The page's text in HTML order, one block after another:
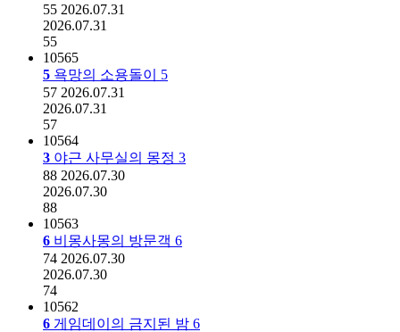
55 2026.07.31
2026.07.31
55
10565
5 욕망의 소용돌이 5
57 2026.07.31
2026.07.31
57
10564
3 야근 사무실의 몽정 3
88 2026.07.30
2026.07.30
88
10563
6 비몽사몽의 방문객 6
74 2026.07.30
2026.07.30
74
10562
6 게임데이의 금지된 밤 6